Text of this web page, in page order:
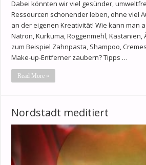
Dabei könnten wir viel gesünder,
Ressourcen schonender leben, ohne viel
an der eigenen Kreativität! Wie kann man
Natron, Kurkuma, Roggenmehl,
zum Beispiel Zahnpasta, Shampoo,
Make-up-Entferner zaubern? Tipps …
Read More »
Nordstadt meditiert